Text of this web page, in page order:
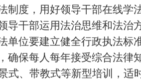
制度，用好领导干部在线学
导干部运用法治思维和法治
单位要建立健全行政执法标
确保每人每年接受综合法律
式、带教式等新型培训，适